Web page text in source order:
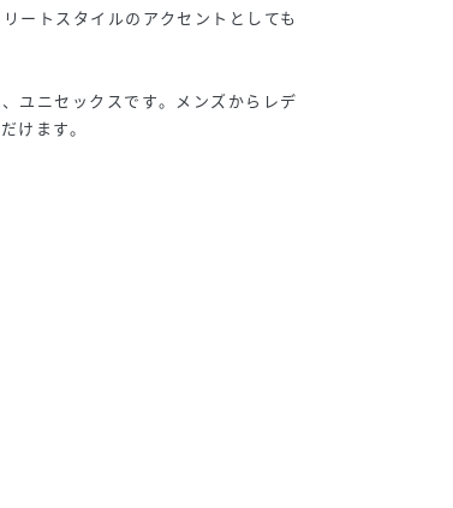
ートスタイルのアクセントとしても
ユニセックスです。メンズからレデ
けます。